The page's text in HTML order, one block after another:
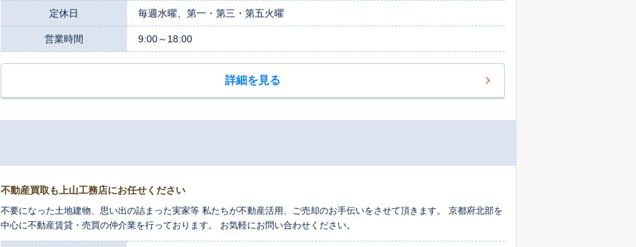
定休日 毎週水曜、第一・第三・第五火曜
営業時間 9:00～18:00
詳細を見る
不動産買取も上山工務店にお任せください
不要になった土地建物、思い出の詰まった実家等 私たちが不動産活用、ご売却のお手伝いをさせて頂きます。 京都府北部を
中心に不動産賃貸・売買の仲介業を行っております。 お気軽にお問い合わせください。